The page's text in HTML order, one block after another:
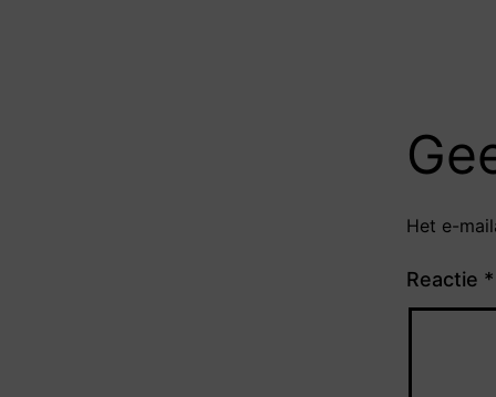
Het e-
Reactie *